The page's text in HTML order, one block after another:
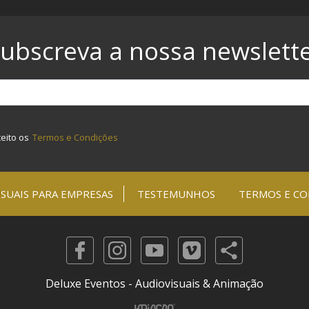
a nossa
os Termos e Condições
PARA EMPRESAS TESTEMUNHOS TERMOS E
Deluxe Eventos - Audiovisuais & Animação